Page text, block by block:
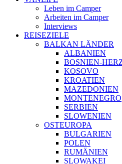
Leben im Camper
Arbeiten im Camper
Interviews
REISEZIELE
BALKAN LÄNDER
ALBANIEN
BOSNIEN-
KOSOVO
KROATIEN
MAZEDONIEN
MONTENEGRO
SERBIEN
SLOWENIEN
OSTEUROPA
BULGARIEN
POLEN
RUMÄNIEN
SLOWAKEI